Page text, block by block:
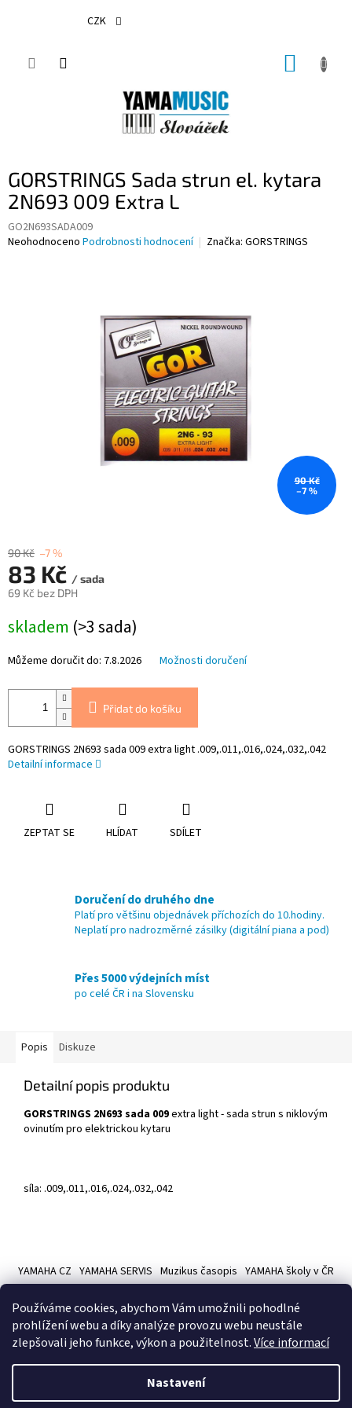
Používáme cookies, abychom Vám umožnili pohodlné
prohlížení webu a díky analýze provozu webu neustále
zlepšovali jeho funkce, výkon a použitelnost.Více informací
Nastavení
CZK
GORSTRINGS Sada strun el. kytara
2N693 009 Extra L
GO2N693SADA009
Průměrné
Neohodnoceno Podrobnosti hodnocení Značka: GORSTRINGS
90 Kč
–7 %
90 Kč –7 %
83 Kč / sada
69 Kč bez DPH
cena:
skladem (>3 sada)
Můžeme doručit do: 7.8.2026 Možnosti doručení
Přidat do košíku
GORSTRINGS 2N693 sada 009 extra light .009,.011,.016,.024,.032,.042
Detailní informace
ZEPTAT SE HLÍDAT SDÍLET
Doručení do druhého dne
Platí pro většinu objednávek příchozích do 10.hodiny.
Neplatí pro nadrozměrné zásilky (digitální piana a pod)
Přes 5000 výdejních míst
po celé ČR i na Slovensku
Popis Diskuze
Detailní popis produktu
GORSTRINGS 2N693 sada 009extra light - sada strun s niklovým
ovinutím pro elektrickou kytaru
síla: .009,.011,.016,.024,.032,.042
p
YAMAHA CZ YAMAHA SERVIS Muzikus časopis YAMAHA školy v ČR